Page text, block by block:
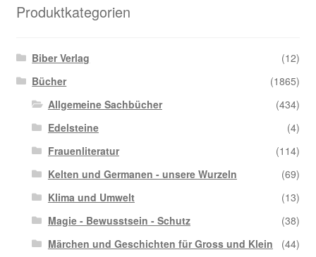
Produktkategorien
Biber Verlag
(12)
Bücher
(1865)
Allgemeine Sachbücher
(434)
Edelsteine
(4)
Frauenliteratur
(114)
Kelten und Germanen - unsere Wurzeln
(69)
Klima und Umwelt
(13)
Magie - Bewusstsein - Schutz
(38)
Märchen und Geschichten für Gross und Klein
(44)